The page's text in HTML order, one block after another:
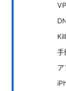
手
ア